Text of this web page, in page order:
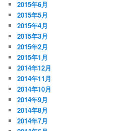
2015年6月
2015年5月
2015年4月
2015年3月
2015年2月
2015年1月
2014年12月
2014年11月
2014年10月
2014年9月
2014年8月
2014年7月